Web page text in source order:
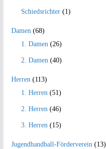
Schiedsrichter(1)
Damen(68)
1. Damen(26)
2. Damen(40)
Herren(113)
1. Herren(51)
2. Herren(46)
3. Herren(15)
Jugendhandball-Förderverein(13)